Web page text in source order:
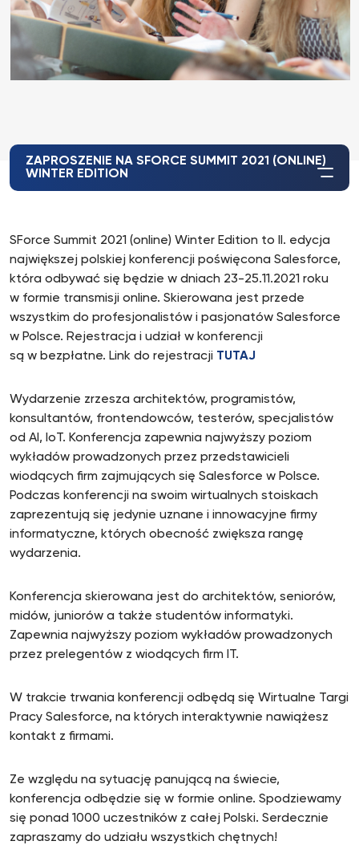
ZAPROSZENIE NA SFORCE SUMMIT 2021 (ONLINE)
WINTER EDITION
SForce Summit 2021 (online) Winter Edition to II. edycja
największej polskiej konferencji poświęcona Salesforce,
która odbywać się będzie w dniach 23-25.11.2021 roku
w formie transmisji online. Skierowana jest przede
wszystkim do profesjonalistów i pasjonatów Salesforce
w Polsce. Rejestracja i udział w konferencji
są w bezpłatne. Link do rejestracji TUTAJ
Wydarzenie zrzesza architektów, programistów,
konsultantów, frontendowców, testerów, specjalistów
od AI, IoT. Konferencja zapewnia najwyższy poziom
wykładów prowadzonych przez przedstawicieli
wiodących firm zajmujących się Salesforce w Polsce.
Podczas konferencji na swoim wirtualnych stoiskach
zaprezentują się jedynie uznane i innowacyjne firmy
informatyczne, których obecność zwiększa rangę
wydarzenia.
Konferencja skierowana jest do architektów, seniorów,
midów, juniorów a także studentów informatyki.
Zapewnia najwyższy poziom wykładów prowadzonych
przez prelegentów z wiodących firm IT.
W trakcie trwania konferencji odbędą się Wirtualne Targi
Pracy Salesforce, na których interaktywnie nawiążesz
kontakt z firmami.
Ze względu na sytuację panującą na świecie,
konferencja odbędzie się w formie online. Spodziewamy
się ponad 1000 uczestników z całej Polski. Serdecznie
zapraszamy do udziału wszystkich chętnych!